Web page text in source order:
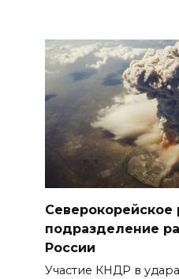
Северокорейское
подразделение
России
Участие КНДР в